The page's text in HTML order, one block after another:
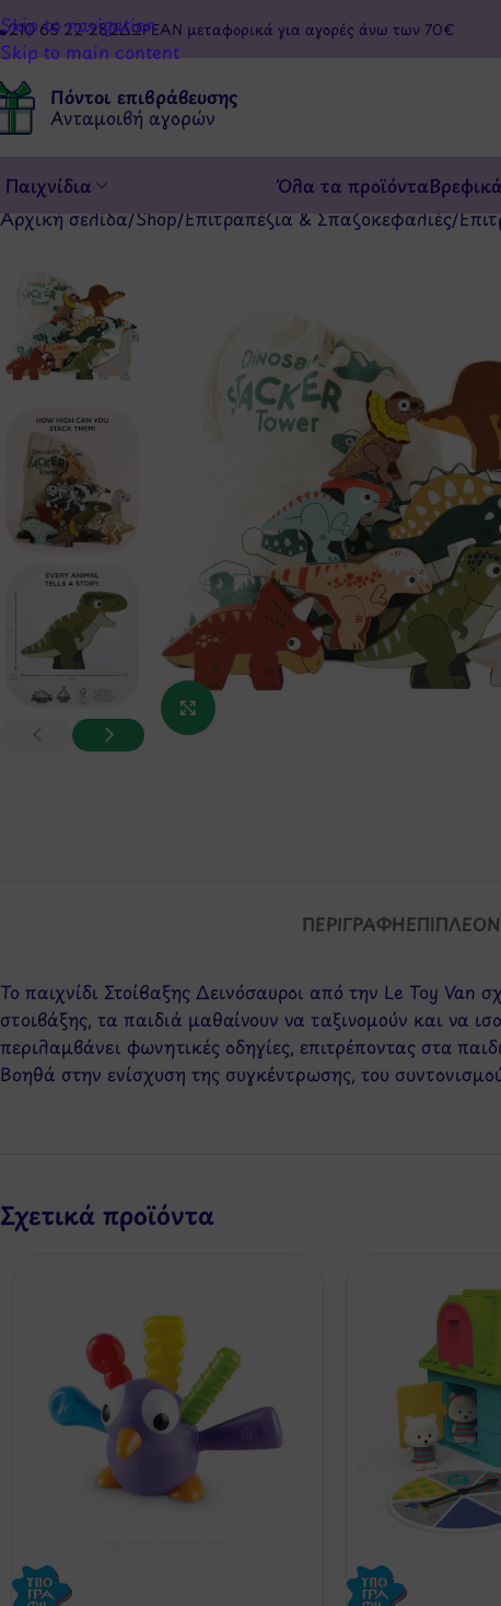
Skip to navigation
Skip to main content
210 65 22 282ΔΩΡΕΑΝ μεταφορικά για αγορές άνω των 70€
Πόντοι επιβράβευσης
Ανταμοιβή αγορών
Παιχνίδια Όλα τα προϊόνταΒρεφικά
Αρχική σελίδα/Shop/Επιτραπέζια & Σπαζοκεφαλιές/
ΠΕΡΙΓΡΑΦΉ
Το παιχνίδι Στοίβαξης Δεινόσαυροι από την Le Toy
στοιβάξης, τα παιδιά μαθαίνουν να ταξινομούν και να
περιλαμβάνει φωνητικές οδηγίες, επιτρέποντας στα
Βοηθά στην ενίσχυση της συγκέντρωσης, του
Σχετικά προϊόντα